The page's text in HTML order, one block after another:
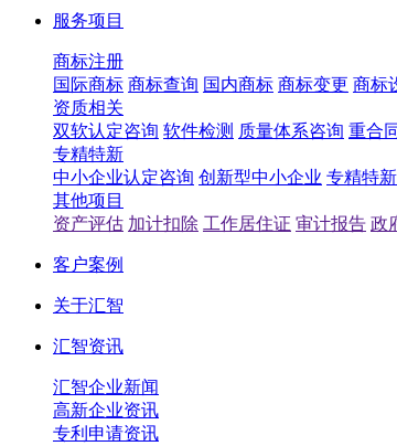
服务项目
商标注册
国际商标 商标查询 国内商标 商标变更 商标
资质相关
双软认定咨询 软件检测 质量体系咨询 重合
专精特新
中小企业认定咨询 创新型中小企业 专精特
其他项目
资产评估 加计扣除 工作居住证 审计报告 政
客户案例
关于汇智
汇智资讯
汇智企业新闻
高新企业资讯
专利申请资讯